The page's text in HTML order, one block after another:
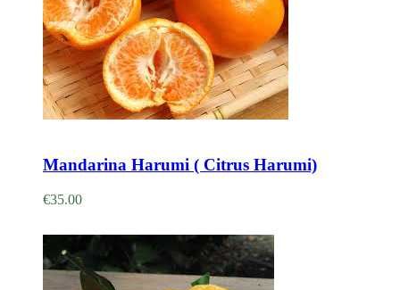
Mandarina Harumi ( Citrus Harumi)
€35.00